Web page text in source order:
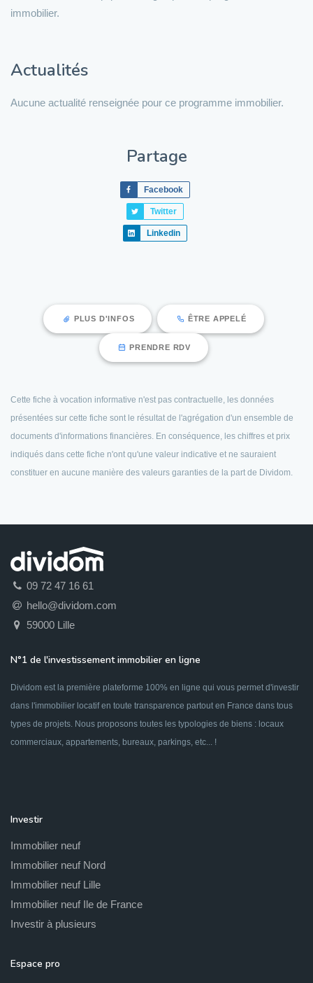
immobilier.
Actualités
Aucune actualité renseignée pour ce programme immobilier.
Partage
Facebook
Twitter
Linkedin
PLUS D'INFOS ÊTRE APPELÉ
PRENDRE RDV
Cette fiche à vocation informative n'est pas contractuelle, les données
présentées sur cette fiche sont le résultat de l'agrégation d'un ensemble de
documents d'informations financières. En conséquence, les chiffres et prix
indiqués dans cette fiche n'ont qu'une valeur indicative et ne sauraient
constituer en aucune manière des valeurs garanties de la part de Dividom.
09 72 47 16 61
hello@dividom.com
59000 Lille
N°1 de l'investissement immobilier en ligne
Dividom est la première plateforme 100% en ligne qui vous permet d'investir
dans l'immobilier locatif en toute transparence partout en France dans tous
types de projets. Nous proposons toutes les typologies de biens : locaux
commerciaux, appartements, bureaux, parkings, etc... !
Investir
Immobilier neuf
Immobilier neuf Nord
Immobilier neuf Lille
Immobilier neuf Ile de France
Investir à plusieurs
Espace pro